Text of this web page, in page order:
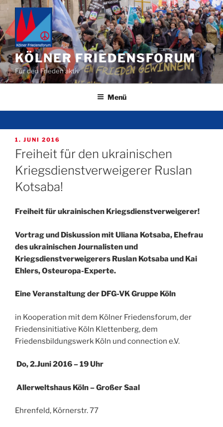
Zum
Inhalt
springen
KÖLNER FRIEDENSFORUM
Für den Frieden aktiv
Menü
VERÖFFENTLICHT
AM
1. JUNI 2016
Freiheit für den ukrainischen
Kriegsdienstverweigerer Ruslan
Kotsaba!
Freiheit für ukrainischen Kriegsdienstverweigerer!
Vortrag und Diskussion mitUliana Kotsaba, Ehefrau
des ukrainischen Journalisten und
Kriegsdienstverweigerers Ruslan Kotsaba und Kai
Ehlers, Osteuropa-Experte.
Eine Veranstaltung der DFG-VK Gruppe Köln
in Kooperation mit dem Kölner Friedensforum, der
Friedensinitiative Köln Klettenberg, dem
Friedensbildungswerk Köln und connection e.V.
Do, 2.Juni 2016 – 19 Uhr
Allerweltshaus Köln – Großer Saal
Ehrenfeld, Körnerstr. 77